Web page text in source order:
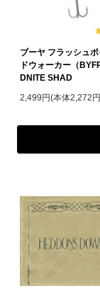
ブーヤ フラッシュ
ドウォーカー（
DNITE SHAD
2,499円(本体2,272